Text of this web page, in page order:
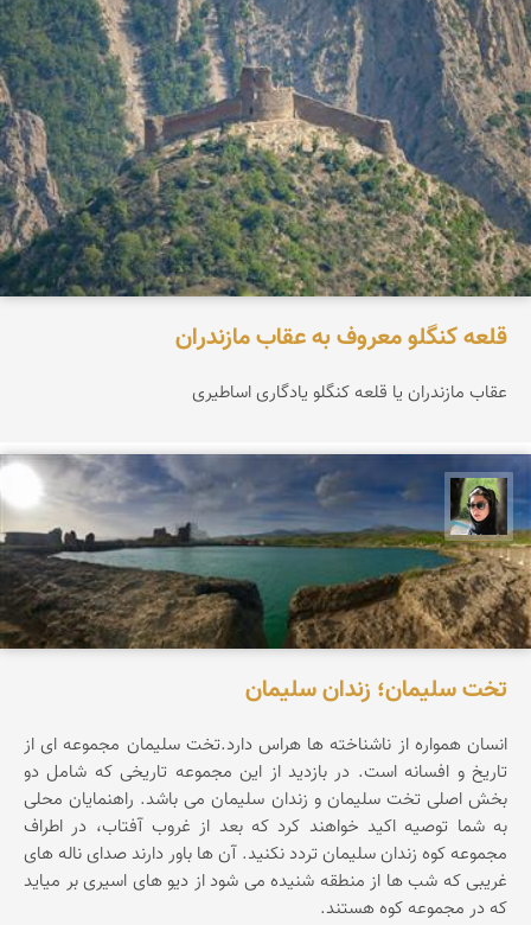
قلعه کنگلو معروف به عقاب مازندران
عقاب مازندران یا قلعه کنگلو یادگاری اساطیری
سپیده اصلان
تخت سلیمان؛ زندان سلیمان
انسان همواره از ناشناخته ها هراس دارد.تخت سلیمان مجموعه ای از
تاریخ و افسانه است. در بازدید از این مجموعه تاریخی که شامل دو
بخش اصلی تخت سلیمان و زندان سلیمان می باشد. راهنمایان محلی
به شما توصیه اکید خواهند کرد که بعد از غروب آفتاب، در اطراف
مجموعه کوه زندان سلیمان تردد نکنید. آن ها باور دارند صدای ناله های
غریبی که شب ها از منطقه شنیده می شود از دیو های اسیری بر میاید
که در مجموعه کوه هستند.